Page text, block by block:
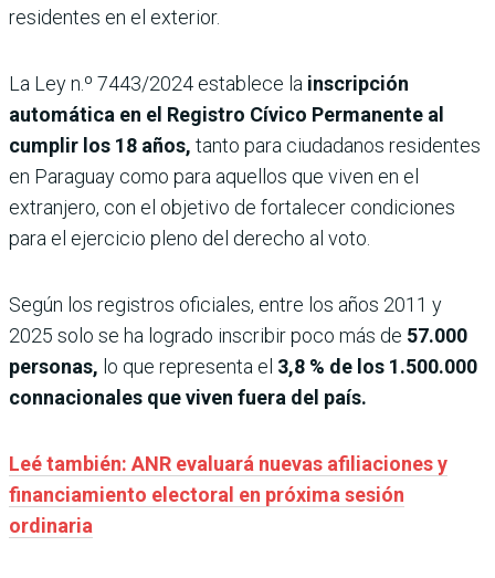
residentes en el exterior.
La Ley n.º 7443/2024 establece la inscripción
automática en el Registro Cívico Permanente al
cumplir los 18 años, tanto para ciudadanos residentes
en Paraguay como para aquellos que viven en el
extranjero, con el objetivo de fortalecer condiciones
para el ejercicio pleno del derecho al voto.
Según los registros oficiales, entre los años 2011 y
2025 solo se ha logrado inscribir poco más de 57.000
personas, lo que representa el 3,8 % de los 1.500.000
connacionales que viven fuera del país.
Leé también: ANR evaluará nuevas afiliaciones y
financiamiento electoral en próxima sesión
ordinaria